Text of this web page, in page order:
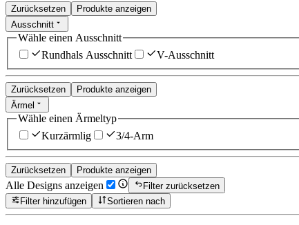
Zurücksetzen
Produkte anzeigen
Ausschnitt
Wähle einen Ausschnitt
Rundhals Ausschnitt
V-Ausschnitt
Zurücksetzen
Produkte anzeigen
Ärmel
Wähle einen Ärmeltyp
Kurzärmlig
3/4-Arm
Zurücksetzen Produkte anzeigen
Alle Designs anzeigen
Filter zurücksetzen
Filter hinzufügen
Sortieren nach